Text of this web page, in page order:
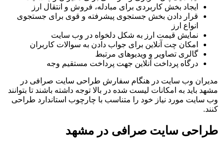
ایجاد بخش کاربردی برای مبادله، فروش و انتقال ارز
قرار دادن بخش جستجوی پیشرفته و قوی برای جستجوی
انواع ارز
نمایش قیمت ارز به شکل دلخواه در وب سایت
امکان چت آنلاین برای جواب دادن به سوالات کاربران
گالری تصاویر و ویدیوهای مرتبط
درگاه پرداخت آنلاین جهت پرداخت مستقیم وجه
مدیران وب سایت در هنگام سفارش طراحی سایت صرافی در
مشهد باید به امکانات لیست شده در بالا توجه داشته باشند تا بتوانند
وب سایت مورد نیاز خود را متناسب با چارچوب استاندارد طراحی
کنند.
طراحی سایت صرافی در مشهد